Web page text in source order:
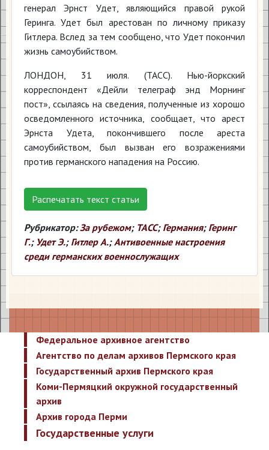
генерал Эрнст Удет, являющийся правой рукой
Геринга. Удет был арестован по личному приказу
Гитлера. Вслед за тем сообщено, что Удет покончил
жизнь самоубийством.
ЛОНДОН, 31 июля. (ТАСС). Нью-йоркский
корреспондент «Дейли телеграф энд Морнинг
пост», ссылаясь на сведения, полученные из хорошо
осведомленного источника, сообщает, что арест
Эрнста Удета, покончившего после ареста
самоубийством, был вызван его возражениями
против германского нападения на Россию.
Распечатать текст статьи
Рубрикатор: За рубежом; ТАСС; Германия; Геринг
Г.; Удет Э.; Гитлер А.;Антивоенные настроения
среди германских военнослужащих
Федеральное архивное агентство
Агентство по делам архивов Пермского края
Государственный архив Пермского края
Коми-Пермяцкий окружной государственный
архив
Архив города Перми
Государственные услуги